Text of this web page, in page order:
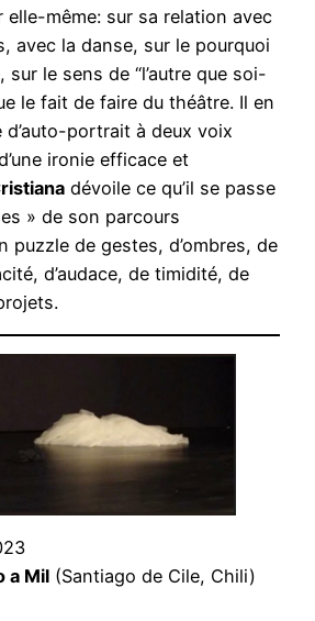
elle-même: sur sa relation avec
avec la danse, sur le pourquoi
le sens de “l’autre que soi-
le fait de faire du théâtre. Il en
portrait à deux voix
ironie efficace et
dévoile ce qu’il se passe
» de son parcours
puzzle de gestes, d’ombres, de
d’audace, de timidité, de
a Mil (Santiago de Cile, Chili)